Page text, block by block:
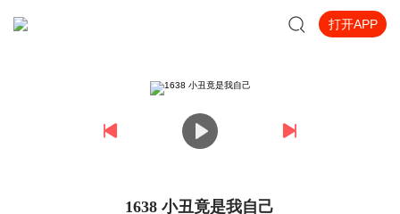
打开APP
1638 小丑竟是我自己